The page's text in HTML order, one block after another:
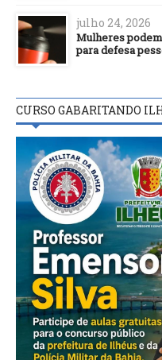
julho 24, 2026
Mulheres
para defesa
CURSO GABARITANDO